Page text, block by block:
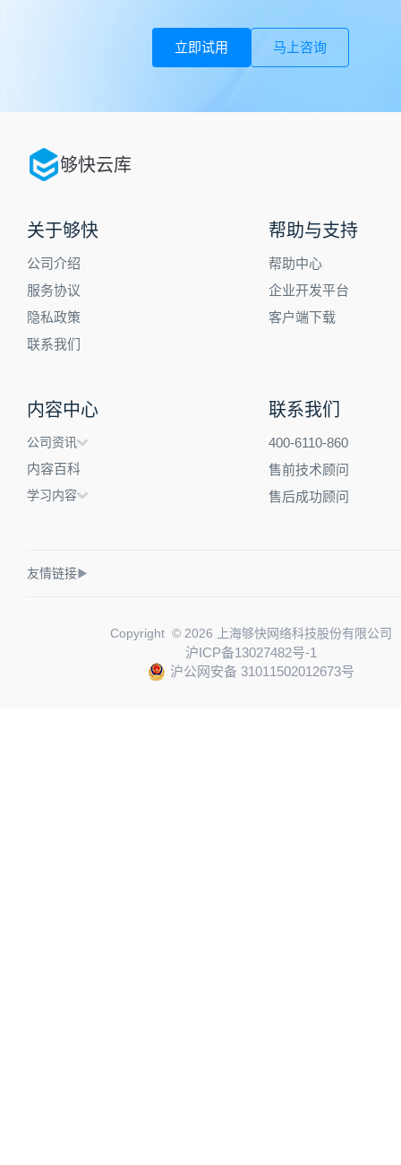
立即试用 马上咨询
够快云库
关于够快
公司介绍
服务协议
隐私政策
联系我们
帮助与支持
帮助中心
企业开发平台
客户端下载
内容中心
公司资讯
内容百科
学习内容
联系我们
400-6110-860
售前技术顾问
售后成功顾问
友情链接▶
Copyright © 2026 上海够快网络科技股份有限公司
沪ICP备13027482号-1
沪公网安备 31011502012673号